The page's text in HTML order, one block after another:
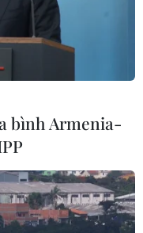
bình Armenia-